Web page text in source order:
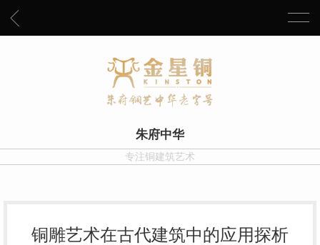
朱府中华
专注铜建筑艺术
铜雕艺术在古代建筑中的应用探析